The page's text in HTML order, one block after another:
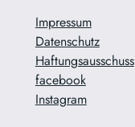
Impressum
Datenschutz
Haftungsausschuss
facebook
Instagram